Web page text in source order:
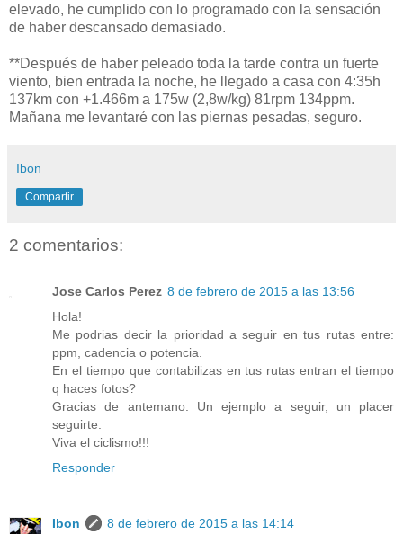
elevado, he cumplido con lo programado con la sensación
de haber descansado demasiado.
**Después de haber peleado toda la tarde contra un fuerte
viento, bien entrada la noche, he llegado a casa con 4:35h
137km con +1.466m a 175w (2,8w/kg) 81rpm 134ppm.
Mañana me levantaré con las piernas pesadas, seguro.
Ibon
Compartir
2 comentarios:
Jose Carlos Perez 8 de febrero de 2015 a las 13:56
Hola!
Me podrias decir la prioridad a seguir en tus rutas entre:
ppm, cadencia o potencia.
En el tiempo que contabilizas en tus rutas entran el tiempo
q haces fotos?
Gracias de antemano. Un ejemplo a seguir, un placer
seguirte.
Viva el ciclismo!!!
Responder
Ibon
8 de febrero de 2015 a las 14:14